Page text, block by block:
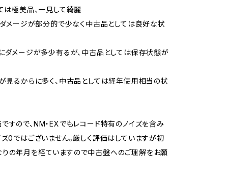
は極美品、一見して綺麗
メージが部分的で少なく中古品としては良好な状
ダメージが多少有るが、中古品としては保存状態が
見るからに多く、中古品としては経年使用相当の状
すので、NM・EXでもレコード特有のノイズを含み
ズ0ではございません。厳しく評価はしていますが初
の年月を経ていますので中古盤へのご理解をお願